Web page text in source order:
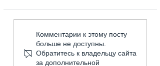
Градиент
дивергенции по
кусочно-линейной
аппроксимации.
Комментарии к этому посту
больше не доступны.
Обратитесь к владельцу сайта
за дополнительной